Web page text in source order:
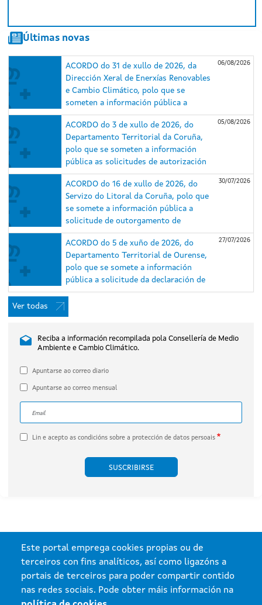
Este portal emprega cookies propias ou de
terceiros con fins analíticos, así como ligazóns a
portais de terceiros para poder compartir contido
nas redes sociais. Pode obter máis información na
Últimas novas
ACORDO do 31 de xullo de 2026, da
Dirección Xeral de Enerxías Renovables
e Cambio Climático, polo que se
someten a información pública a
solicitude de autorización
administrativa previa e de construción
e o estudo de impacto ambiental (EsIA)
do proxecto do parque eólico
Repotenciación Serra da Loba e das
súas infraestruturas de evacuación,
nos concellos de Guitiriz e Xermade
(Lugo) e Aranga e Monfero (A Coruña)
(expediente IN408A 2025/018).
06/08/2026
ACORDO do 3 de xullo de 2026, do
Departamento Territorial da Coruña,
polo que se someten a información
pública as solicitudes de autorización
administrativa previa e de construción
e o estudo de impacto ambiental dos
proxectos do parque eólico
Repotenciación Barbanza I (expediente
IN408A 2025/007) e do parque eólico
Repotenciación Barbanza II (expediente
IN408A 2025/006), situados nos
concellos do Porto do Son, A Pobra do
Caramiñal e Boiro (A Coruña).
05/08/2026
ACORDO do 16 de xullo de 2026, do
Servizo do Litoral da Coruña, polo que
se somete a información pública a
solicitude de outorgamento de
concesión de ocupación de dominio
público marítimo-terrestre para caseta
de salvamento, duchas e lavapés na
praia de Gandarío, no concello de
Bergondo (A Coruña).
30/07/2026
ACORDO do 5 de xuño de 2026, do
Departamento Territorial de Ourense,
polo que se somete a información
pública a solicitude da declaración de
utilidade pública, en concreto, coa
proxecto do parque eólico Xesteirón,
Montederramo (Ourense), promovido
(expediente IN408A 2020/032B).
27/07/2026
Ver todas
Reciba a información recompilada pola Consellería de Medio
Ambiente e Cambio Climático.
Apuntarse ao correo diario
Apuntarse ao correo mensual
Lin e acepto as condicións sobre a protección de datos persoais